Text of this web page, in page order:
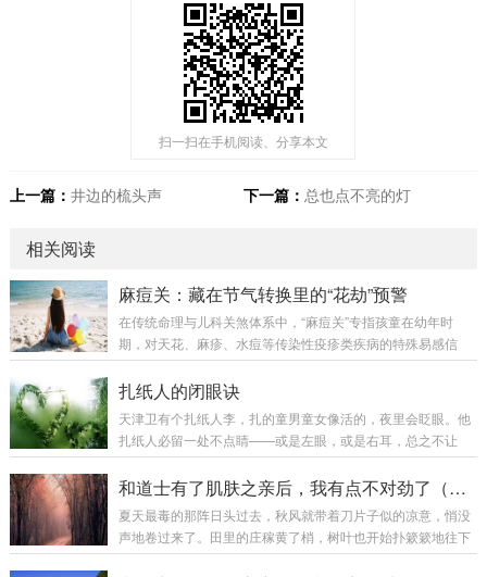
扫一扫在手机阅读、分享本文
上一篇： 井边的梳头声 下一篇： 总也点不亮的灯
相关阅读
麻痘关：藏在节气转换里的“花劫”预警
在传统命理与儿科关煞体系中，“麻痘关”专指孩童在幼年时
期，对天花、麻疹、水痘等传染性疫疹类疾病的特殊易感信
息。这道关口，是古代先贤在长期观察中，总结出的季节与命
理组合的风险提示。今天，我们来揭开这层关乎孩童健康预警
关”是典型的小儿健康关煞，它提示命主在童年阶段，尤其是特
定季节或岁运引发时，需格外注意防范传染性、发热出疹性疾
构成重大威胁，此关的设立，体现了古人“防病于未...
扎纸人的闭眼诀
天津卫有个扎纸人李，扎的童男童女像活的，夜里会眨眼。他
扎纸人必留一处不点睛——或是左眼，或是右耳，总之不让
它“全活”。这年寒衣节，漕帮帮主的独子夭折，请李师傅扎对
金童玉女陪葬。出价五百两，但有个条件：要全须全尾，眼睛
邪。”帮主“啪”地拍出刀：“我儿子一个人在下面孤单！你做不
做？”李师傅叹口气，接了活儿。扎了三天三夜，最后一笔时，
和道士有了肌肤之亲后，我有点不对劲了（二十）
夏天最毒的那阵日头过去，秋风就带着刀片子似的凉意，悄没
声地卷过来了。田里的庄稼黄了梢，树叶也开始扑簌簌地往下
掉，露出光秃秃的、指向灰白天空的枝杈。日子还是那个过